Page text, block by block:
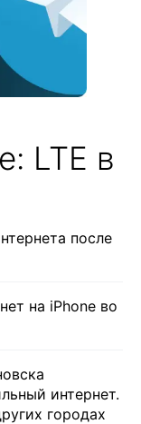
LTE в
после
на iPhone во
интернет.
городах